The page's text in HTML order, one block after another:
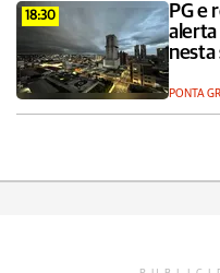
18:30
PG e
nesta
PONTA